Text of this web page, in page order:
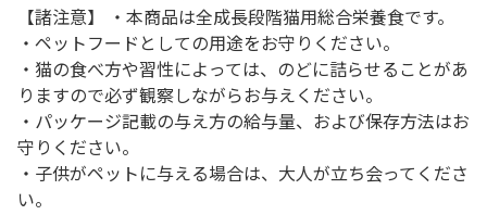
【諸注意】 ・本商品は全成長段階猫用総合栄養食です。
・ペットフードとしての用途をお守りください。
・猫の食べ方や習性によっては、のどに詰らせることがあ
りますので必ず観察しながらお与えください。
・パッケージ記載の与え方の給与量、および保存方法はお
守りください。
・子供がペットに与える場合は、大人が立ち会ってくださ
い。